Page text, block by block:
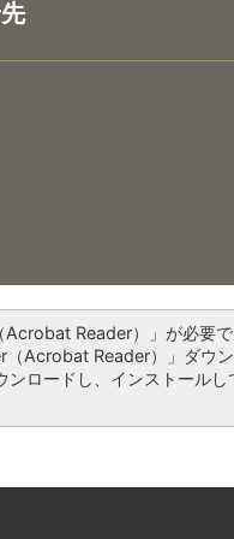
Acrobat Reader）」が必要で
（Acrobat Reader）」ダウ
ンロードし、インストールし